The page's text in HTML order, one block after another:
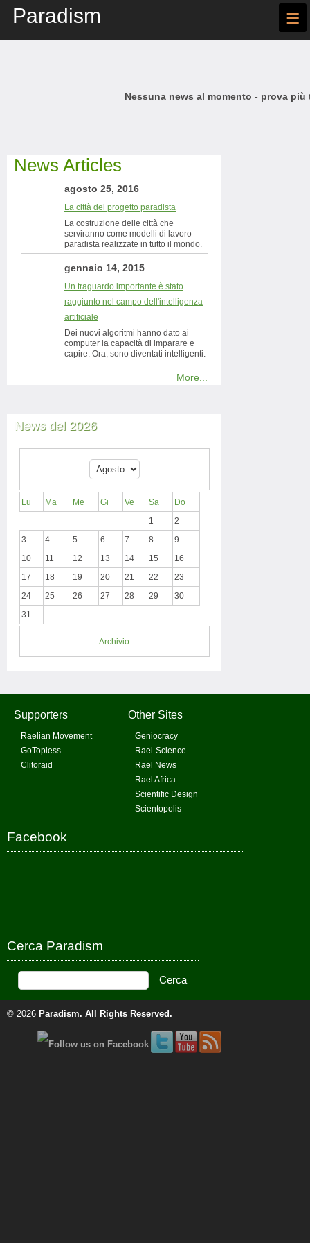
Paradism ≡
Nessuna news al momento - prova più
News Articles
agosto 25, 2016
La città del progetto paradista
La costruzione delle città che
serviranno come modelli di lavoro
paradista realizzate in tutto il mondo.
gennaio 14, 2015
Un traguardo importante è stato
raggiunto nel campo dell'intelligenza
artificiale
Dei nuovi algoritmi hanno dato ai
computer la capacità di imparare e
capire. Ora, sono diventati intelligenti.
More...
News del 2026
Lu Ma Me Gi Ve Sa
Do
1
2
3
4 5 6 7 8
9
10
11 12 13 14 15
16
17
18 19 20 21 22
23
24
25 26 27 28 29
30
31
Archivio
Supporters
Raelian Movement
GoTopless
Clitoraid
Other Sites
Geniocracy
Rael-Science
Rael News
Rael Africa
Scientific Design
Scientopolis
Facebook
Cerca Paradism
© 2026 Paradism. All Rights Reserved.